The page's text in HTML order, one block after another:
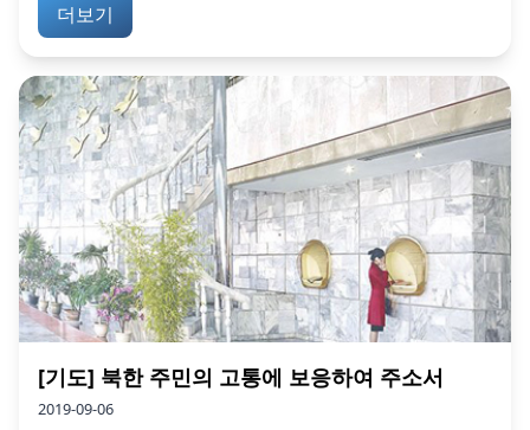
더보기
[기도] 북한 주민의 고통에 보응하여 주소서
2019-09-06